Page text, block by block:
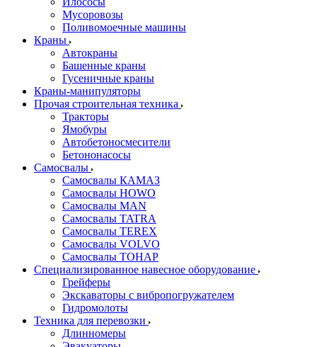
Мусоровозы
Поливомоечные машины
Краны
Автокраны
Башенные краны
Гусеничные краны
Краны-манипуляторы
Прочая строительная техника
Тракторы
Ямобуры
Автобетоносмесители
Бетононасосы
Самосвалы
Самосвалы КАМАЗ
Самосвалы HOWO
Самосвалы MAN
Самосвалы TATRA
Самосвалы TEREX
Самосвалы VOLVO
Самосвалы ТОНАР
Специализированное навесное оборудование
Грейферы
Экскаваторы с вибропогружателем
Гидромолоты
Техника для перевозки
Длинномеры